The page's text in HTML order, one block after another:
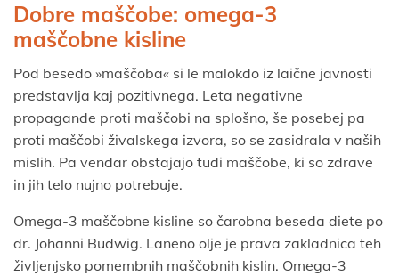
Dobre maščobe: omega-3
maščobne kisline
Pod besedo »maščoba« si le malokdo iz laične javnosti
predstavlja kaj pozitivnega. Leta negativne
propagande proti maščobi na splošno, še posebej pa
proti maščobi živalskega izvora, so se zasidrala v naših
mislih. Pa vendar obstajajo tudi maščobe, ki so zdrave
in jih telo nujno potrebuje.
Omega-3 maščobne kisline so čarobna beseda diete po
dr. Johanni Budwig. Laneno olje je prava zakladnica teh
življenjsko pomembnih maščobnih kislin. Omega-3